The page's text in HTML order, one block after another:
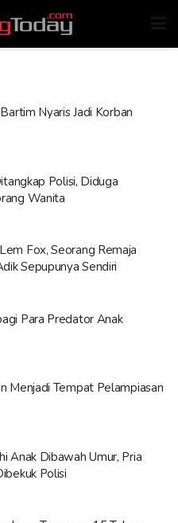
Nyaris Jadi Korban
Polisi, Diduga
Wanita
Fox, Seorang Remaja
Sepupunya Sendiri
Para Predator Anak
Menjadi Tempat Pelampiasan
Anak Dibawah Umur, Pria
Polisi